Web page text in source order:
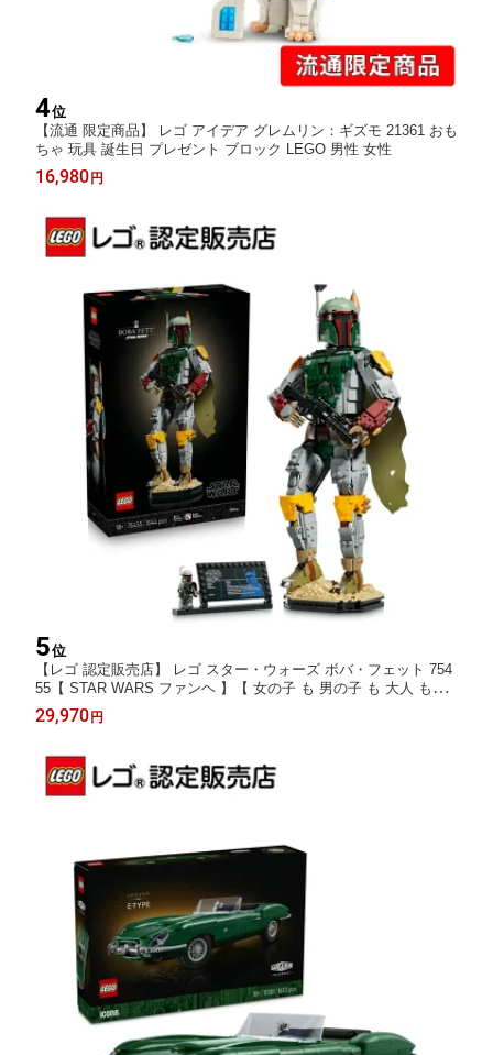
4位
【流通 限定商品】 レゴ アイデア グレムリン：ギズモ 21361 おも
ちゃ 玩具 誕生日 プレゼント ブロック LEGO 男性 女性
16,980 円
5位
【レゴ 認定販売店】 レゴ スター・ウォーズ ボバ・フェット 754
55【 STAR WARS ファンヘ 】【 女の子 も 男の子 も 大人 も楽
しめる おもちゃ 】【 コレクターに喜ばれるギフト 】【大人の素
敵な時間】
29,970 円